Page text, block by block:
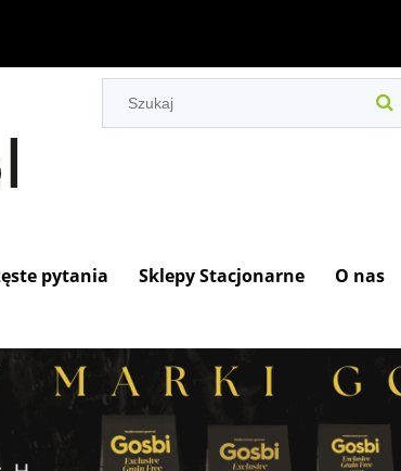
pytania Sklepy Stacjonarne O nas